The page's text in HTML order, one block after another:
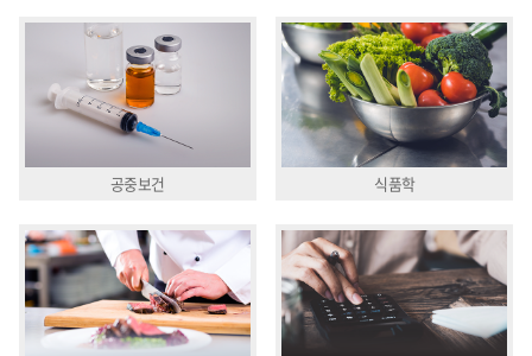
공중보건 식품학